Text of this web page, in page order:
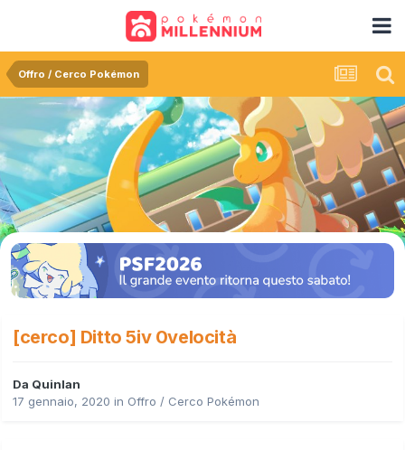
Offro / Cerco Pokémon
[cerco] Ditto 5iv 0velocità
Da Quinlan
17 gennaio, 2020 in Offro / Cerco Pokémon